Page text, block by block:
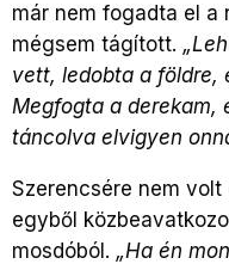
már nem fogadta el
mégsem tágított.
vett, ledobta a földre,
Megfogta a derekam,
táncolva elvigyen
Szerencsére nem
egyből
mosdóból. „Ha én